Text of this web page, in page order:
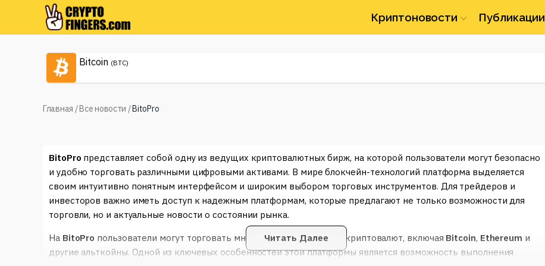
Криптоновости Публикации
Bitcoin (BTC)
Главная /Все новости /BitoPro
BitoPro представляет собой одну из ведущих криптовалютных бирж, на которой пользователи могут безопасно
и удобно торговать различными цифровыми активами. В мире блокчейн-технологий платформа выделяется
своим интуитивно понятным интерфейсом и широким выбором торговых инструментов. Для трейдеров и
инвесторов важно иметь доступ к надежным платформам, которые предлагают не только возможности для
торговли, но и актуальные новости о состоянии рынка.
На BitoPro пользователи могут торговать множеством популярных криптовалют, включая Bitcoin, Ethereum и
другие альткойны. Одной из ключевых особенностей этой платформы является возможность выполнения
Читать Далее